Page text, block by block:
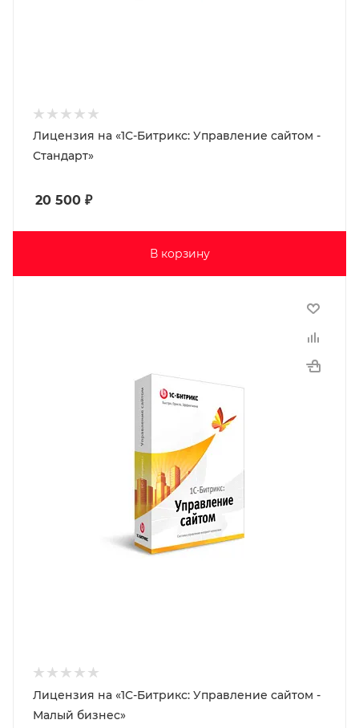
Лицензия на «1С-Битрикс: Управление сайтом -
Стандарт»
20 500 ₽
В корзину
Лицензия на «1С-Битрикс: Управление сайтом -
Малый бизнес»